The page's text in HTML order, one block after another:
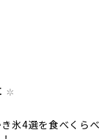
氷4選を食べくらべ